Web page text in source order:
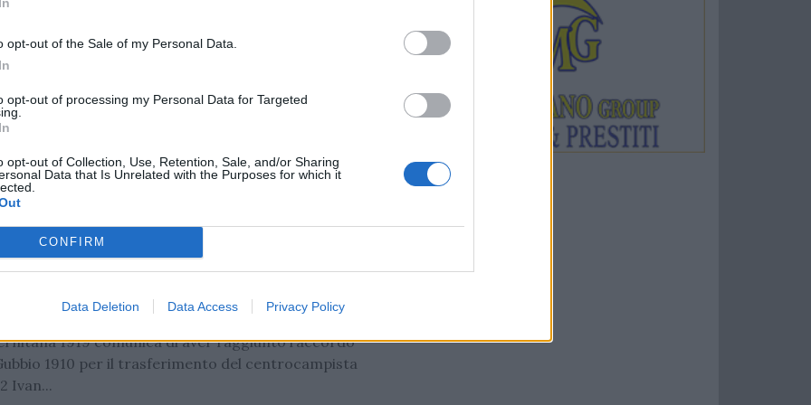
opt-out of the Sale of my Personal Data.
opt-out of processing my Personal Data for Targeted
opt-out of Collection, Use, Retention, Sale, and/or Sharing
Data that Is Unrelated with the Purposes for which it
CONFIRM
Data Deletion Data Access Privacy Policy
al Trapani, resta in C ed affronterà la
centrocampista croato Borna Knezovic, classe
vivere una nuova avventura nel campionato di
una prima parte di...
1919 comunica di aver raggiunto l’accordo
1910 per il trasferimento del centrocampista
Ivan...